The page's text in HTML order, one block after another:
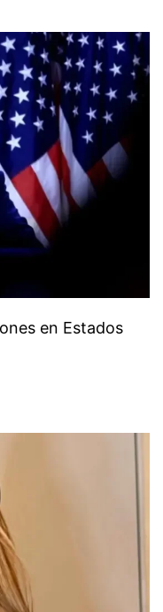
en Estados